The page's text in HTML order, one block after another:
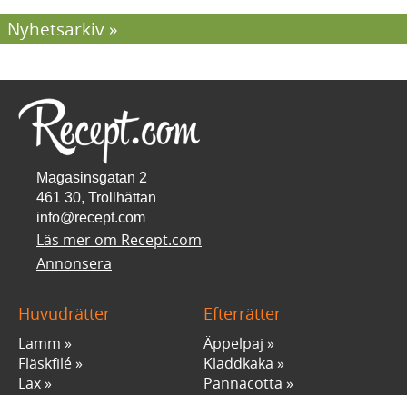
Nyhetsarkiv
Magasinsgatan 2
461 30, Trollhättan
info@recept.com
Läs mer om Recept.com
Annonsera
Huvudrätter
Lamm
Fläskfilé
Lax
Efterrätter
Äppelpaj
Kladdkaka
Pannacotta